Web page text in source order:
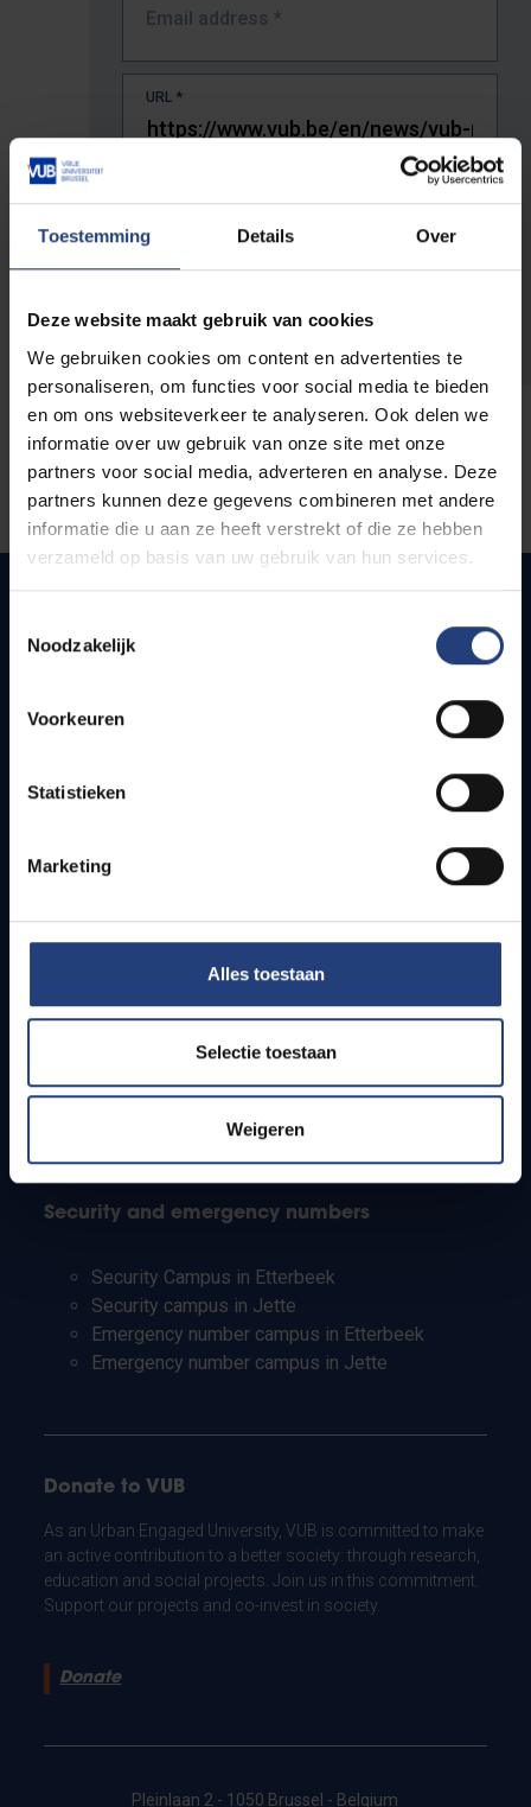
Toestemming Details Over
Deze website maakt gebruik van cookies
We gebruiken cookies om content en advertenties te
personaliseren, om functies voor social media te bieden
en om ons websiteverkeer te analyseren. Ook delen we
informatie over uw gebruik van onze site met onze
partners voor social media, adverteren en analyse. Deze
partners kunnen deze gegevens combineren met andere
informatie die u aan ze heeft verstrekt of die ze hebben
verzameld op basis van uw gebruik van hun services.
Noodzakelijk
Voorkeuren
Statistieken
Marketing
Alles toestaan
Selectie toestaan
Weigeren
Email address *
URL *
The full URL of the page where you encountered the error.
Quick links
How to get to the VUB campuses
Students
PhD students
Teachers and secondary schools
Working students
Security and emergency numbers
Security Campus in Etterbeek
Security campus in Jette
Emergency number campus in Etterbeek
Emergency number campus in Jette
Donate to VUB
As an Urban Engaged University, VUB is committed to make
an active contribution to a better society: through research,
education and social projects. Join us in this commitment.
Support our projects and co-invest in society.
Donate
Pleinlaan 2 - 1050 Brussel - Belgium